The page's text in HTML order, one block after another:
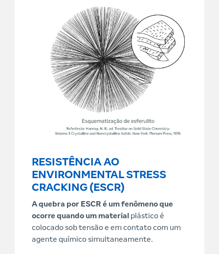
RESISTÊNCIA AO
ENVIRONMENTAL STRESS
CRACKING (ESCR)
A quebra por ESCR é um fenômeno que
ocorre quando um material plástico é
colocado sob tensão e em contato com um
agente químico simultaneamente.